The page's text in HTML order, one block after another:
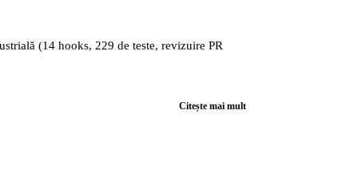
(14 hooks, 229 de teste, revizuire PR
Citește mai mult